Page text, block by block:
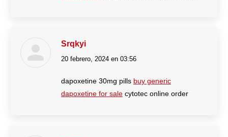
Srqkyi
dice:
20 febrero, 2024 en 03:56
dapoxetine 30mg pills buy generic
dapoxetine for sale cytotec online order